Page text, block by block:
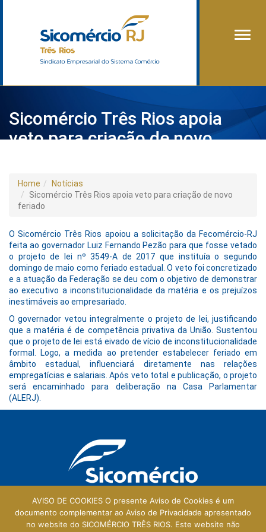
Sicomércio Três Rios apoia
veto para criação de novo
Home
Notícias
Sicomércio Três Rios apoia veto para criação de novo
feriado
O Sicomércio Três Rios apoiou a solicitação da Fecomércio-RJ
feita ao governador Luiz Fernando Pezão para que fosse vetado
o projeto de lei nº 3549-A de 2017 que instituía o segundo
domingo de maio como feriado estadual. O veto foi concretizado
e a atuação da Federação se deu com o objetivo de demonstrar
ao executivo a inconstitucionalidade da matéria e os prejuízos
inestimáveis ao empresariado.
O governador vetou integralmente o projeto de lei, justificando
que a matéria é de competência privativa da União. Sustentou
que o projeto de lei está eivado de vício de inconstitucionalidade
formal. Logo, a medida ao pretender estabelecer feriado em
âmbito estadual, influenciará diretamente nas relações
empregatícias e salariais. Após veto total e publicação, o projeto
será encaminhado para deliberação na Casa Parlamentar
(ALERJ).
AVISO DE COOKIES O presente Aviso de Cookies é um
documento complementar ao Aviso de Privacidade apresentado
no website do SICOMÉRCIO TRÊS RIOS. Este website não